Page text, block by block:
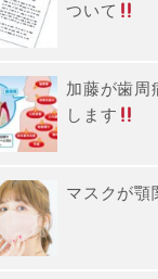
ついて
加藤が歯周
します
マスクが顎